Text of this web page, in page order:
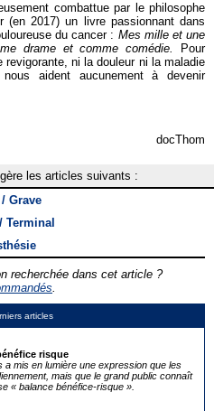
articles
risque
mis en lumière une expression que les
mais que le grand public connaît
« balance bénéfice-risque ».
combattue par le philosophe
(en 2017) un livre passionnant dans
du cancer : Mes mille et une
drame et comme comédie.
Pour
revigorante, ni la douleur ni la maladie
aident aucunement à devenir
docThom
les articles suivants :
Grave
Terminal
recherchée dans cet article ?
.